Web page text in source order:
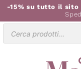
-15% su tutto il sito